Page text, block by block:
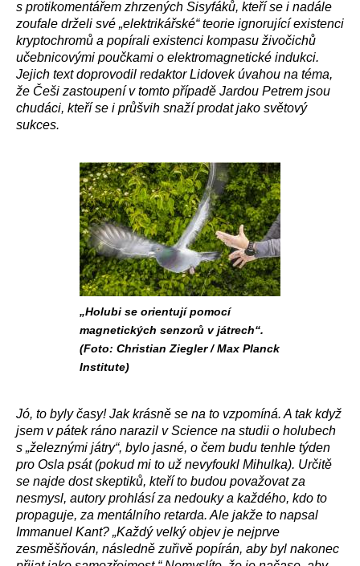
s protikomentářem zhrzených Sisyfáků, kteří se i nadále
zoufale drželi své „elektrikářské“ teorie ignorující existenci
kryptochromů a popírali existenci kompasu živočichů
učebnicovými poučkami o elektromagnetické indukci.
Jejich text doprovodil redaktor Lidovek úvahou na téma,
že Češi zastoupení v tomto případě Jardou Petrem jsou
chudáci, kteří se i průšvih snaží prodat jako světový
sukces.
„Holubi se orientují pomocí
magnetických senzorů v játrech“.
(Foto: Christian Ziegler / Max Planck
Institute)
Jó, to byly časy! Jak krásně se na to vzpomíná. A tak když
jsem v pátek ráno narazil v Science na studii o holubech
s „železnými játry“, bylo jasné, o čem budu tenhle týden
pro Osla psát (pokud mi to už nevyfoukl Mihulka). Určitě
se najde dost skeptiků, kteří to budou považovat za
nesmysl, autory prohlásí za nedouky a každého, kdo to
propaguje, za mentálního retarda. Ale jakže to napsal
Immanuel Kant? „Každý velký objev je nejprve
zesměšňován, následně zuřivě popírán, aby byl nakonec